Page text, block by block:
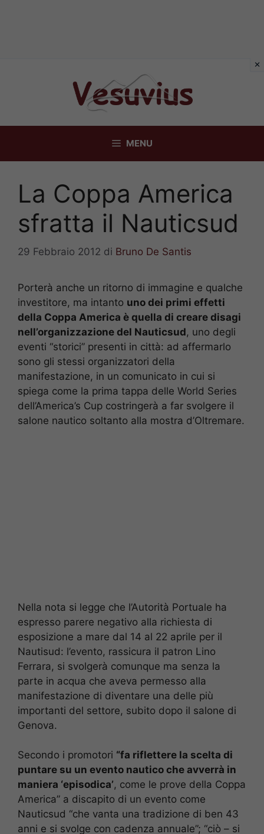
MENU
La Coppa America
sfratta il Nauticsud
29 Febbraio 2012 di Bruno De Santis
Porterà anche un ritorno di immagine e qualche
investitore, ma intanto uno dei primi effetti
della Coppa America è quella di creare disagi
nell’organizzazione del Nauticsud, uno degli
eventi “storici” presenti in città: ad affermarlo
sono gli stessi organizzatori della
manifestazione, in un comunicato in cui si
spiega come la prima tappa delle World Series
dell’America’s Cup costringerà a far svolgere il
salone nautico soltanto alla mostra d’Oltremare.
Nella nota si legge che l’Autorità Portuale ha
espresso parere negativo alla richiesta di
esposizione a mare dal 14 al 22 aprile per il
Nautisud: l’evento, rassicura il patron Lino
Ferrara, si svolgerà comunque ma senza la
parte in acqua che aveva permesso alla
manifestazione di diventare una delle più
importanti del settore, subito dopo il salone di
Genova.
Secondo i promotori “fa riflettere la scelta di
puntare su un evento nautico che avverrà in
maniera ‘episodica’, come le prove della Coppa
America” a discapito di un evento come
Nauticsud “che vanta una tradizione di ben 43
anni e si svolge con cadenza annuale”; “ciò – si